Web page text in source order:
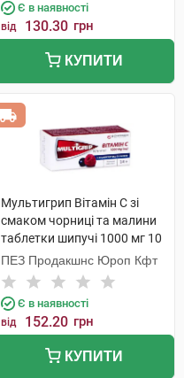
Є в наявності
від 130.30 грн
КУПИТИ
Мультигрип Вітамін С зі
смаком чорниці та малини
таблетки шипучі 1000 мг 10
шт
ПЕЗ Продакшнс Юроп Кфт
Є в наявності
від 152.20 грн
КУПИТИ